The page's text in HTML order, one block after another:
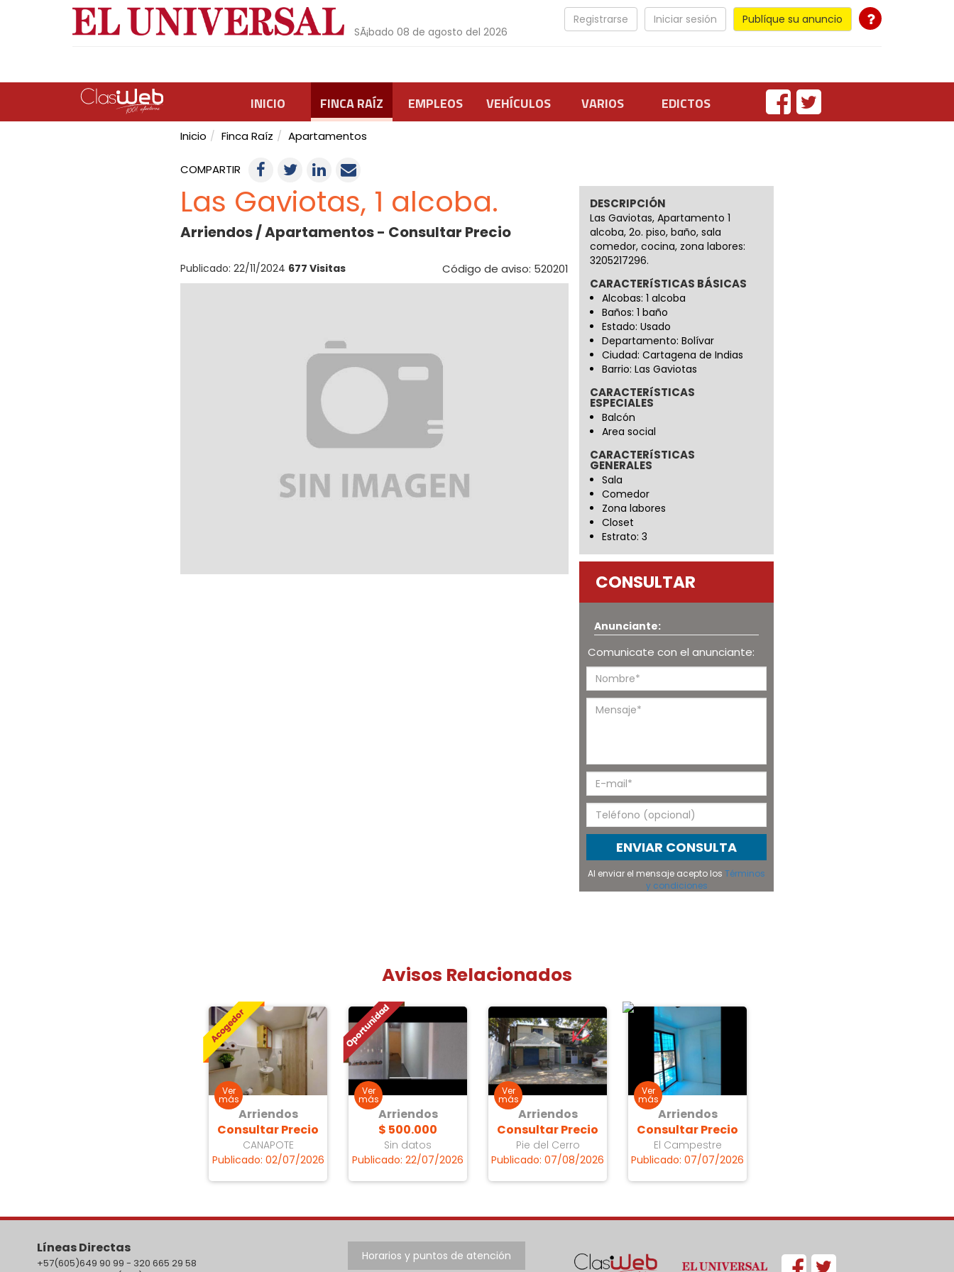
SÃ¡bado 08 de agosto del 2026
Publíque su anuncio
Iniciar sesión
Registrarse
INICIO FINCA RAÍZ EMPLEOS VEHÍCULOS VARIOS EDICTOS
Inicio Finca Raíz Apartamentos
COMPARTIR
Las Gaviotas, 1 alcoba.
Arriendos / Apartamentos - Consultar Precio
Publicado: 22/11/2024 677 Visitas Código de aviso: 520201
DESCRIPCIÓN
Las Gaviotas, Apartamento 1
alcoba, 2o. piso, baño, sala
comedor, cocina, zona labores:
3205217296.
CARACTERíSTICAS BÁSICAS
Alcobas: 1 alcoba
Baños: 1 baño
Estado: Usado
Departamento: Bolívar
Ciudad: Cartagena de Indias
Barrio: Las Gaviotas
CARACTERíSTICAS
ESPECIALES
Balcón
Area social
CARACTERíSTICAS
GENERALES
Sala
Comedor
Zona labores
Closet
Estrato: 3
CONSULTAR
Anunciante:
Comunicate con el anunciante:
ENVIAR CONSULTA
Al enviar el mensaje acepto losTérminos
y condiciones
Avisos Relacionados
Arriendos
Consultar Precio
CANAPOTE
Publicado: 02/07/2026
Arriendos
$ 500.000
Sin datos
Publicado: 22/07/2026
Arriendos
Consultar Precio
Pie del Cerro
Publicado: 07/08/2026
Arriendos
Consultar Precio
El Campestre
Publicado: 07/07/2026
Líneas Directas
+57(605)649 90 99 - 320 665 29 58
Horarios y puntos de atención